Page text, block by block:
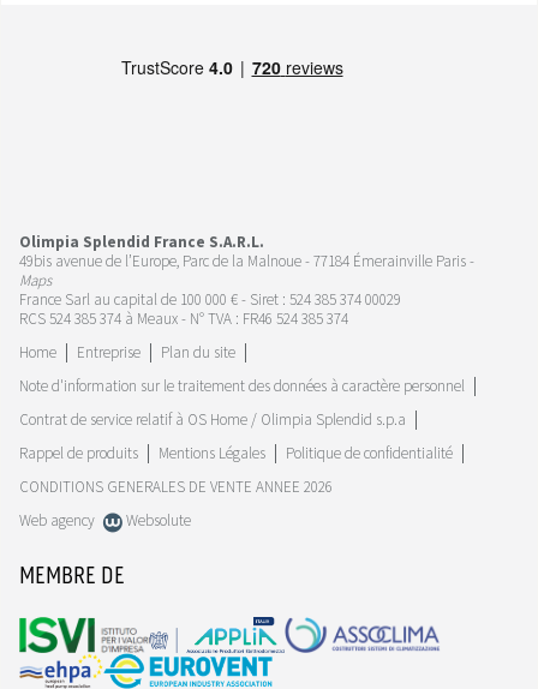
Olimpia Splendid France S.A.R.L.
49bis avenue de l’Europe, Parc de la Malnoue - 77184 Émerainville Paris -
Maps
France Sarl au capital de 100 000 € - Siret : 524 385 374 00029
RCS 524 385 374 à Meaux - N° TVA : FR46 524 385 374
Home
Entreprise
Plan du site
Note d'information sur le traitement des données à caractère personnel
Contrat de service relatif à OS Home / Olimpia Splendid s.p.a
Rappel de produits
Mentions Légales
Politique de confidentialité
CONDITIONS GENERALES DE VENTE ANNEE 2026
Web agency
Websolute
MEMBRE DE